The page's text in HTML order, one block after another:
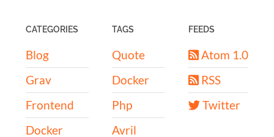
CATEGORIES
Blog
Grav
Frontend
Docker
TAGS
Quote
Docker
Php
Avril
FEEDS
Atom 1.0
RSS
Twitter